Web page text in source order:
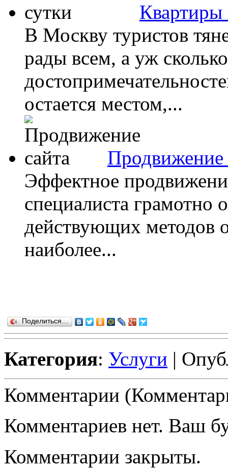
Квартиры
В Москву туристов
рады всем, а уж
остается местом,...
Продвижение
Эффектное
специалиста грамотно
действующих методов
наиболее...
Поделиться…
Категория: Услуги |
Комментарии
Комментариев нет. Ваш
Комментарии закрыты.